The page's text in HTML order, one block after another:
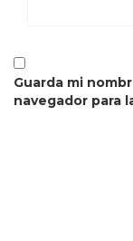
Guarda mi
navegador para